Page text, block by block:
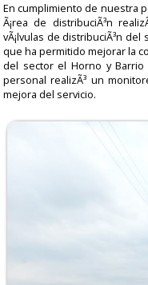
En cumplimiento de nuestra
Ã¡rea de distribuciÃ³n
vÃ¡lvulas de distribuciÃ³n
que ha permitido mejorar la
del sector el Horno y
personal realizÃ³ un
mejora del servicio.